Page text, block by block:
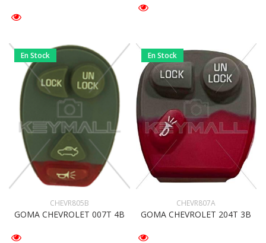
En Stock
CHEVR805B
GOMA CHEVROLET 007T 4B
En Stock
CHEVR807A
GOMA CHEVROLET 204T 3B